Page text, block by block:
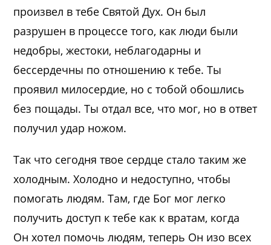
произвел в тебе Святой Дух. Он был
разрушен в процессе того, как люди были
недобры, жестоки, неблагодарны и
бессердечны по отношению к тебе. Ты
проявил милосердие, но с тобой обошлись
без пощады. Ты отдал все, что мог, но в ответ
получил удар ножом.
Так что сегодня твое сердце стало таким же
холодным. Холодно и недоступно, чтобы
помогать людям. Там, где Бог мог легко
получить доступ к тебе как к вратам, когда
Он хотел помочь людям, теперь Он изо всех